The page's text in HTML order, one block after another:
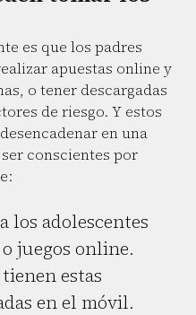
es que los padres
apuestas online y
o tener descargadas
de riesgo. Y estos
en una
conscientes por
los adolescentes
juegos online.
estas
en el móvil.